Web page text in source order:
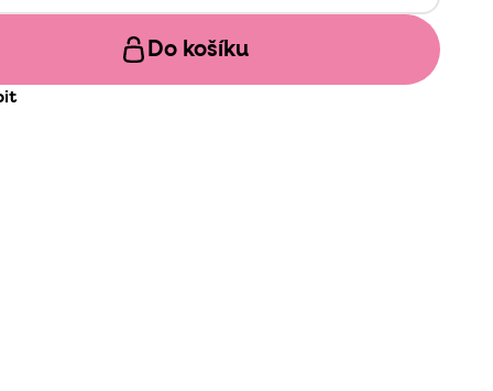
Do košíku